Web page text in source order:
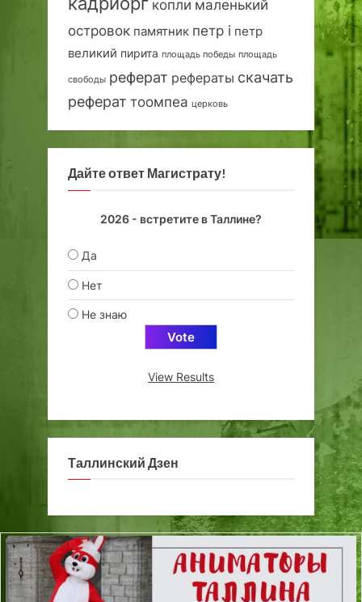
копли маленький
островок памятник петр i петр
великий пирита площадь победы площадь
свободы реферат рефераты скачать
реферат тоомпеа церковь
Дайте ответ Магистрату!
2026 - встретите в Таллине?
Да
Нет
Не знаю
View Results
Таллинский Дзен